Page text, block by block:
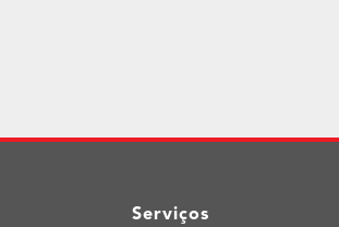
Serviços